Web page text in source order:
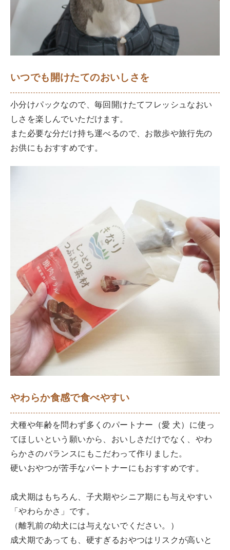
いつでも開けたてのおいしさを
小分けパックなので、毎回開けたてフレッシュなおい
しさを楽しんでいただけます。
また必要な分だけ持ち運べるので、お散歩や旅行先の
お供にもおすすめです。
やわらか食感で食べやすい
犬種や年齢を問わず多くのパートナー（愛 犬）に使っ
てほしいという願いから、おいしさだけでなく、やわ
らかさのバランスにもこだわって作りました。
硬いおやつが苦手なパートナーにもおすすめです。
成犬期はもちろん、子犬期やシニア期にも与えやすい
「やわらかさ」です。
（離乳前の幼犬には与えないでください。）
成犬期であっても、硬すぎるおやつはリスクが高いと